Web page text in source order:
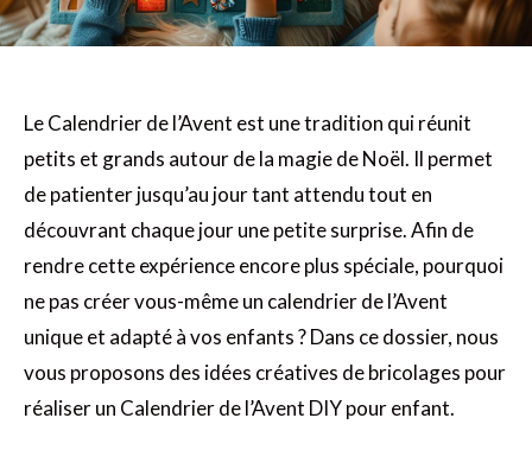
Le Calendrier de l’Avent est une tradition qui réunit
petits et grands autour de la magie de Noël. Il permet
de patienter jusqu’au jour tant attendu tout en
découvrant chaque jour une petite surprise. Afin de
rendre cette expérience encore plus spéciale, pourquoi
ne pas créer vous-même un calendrier de l’Avent
unique et adapté à vos enfants ? Dans ce dossier, nous
vous proposons des idées créatives de bricolages pour
réaliser un Calendrier de l’Avent DIY pour enfant.